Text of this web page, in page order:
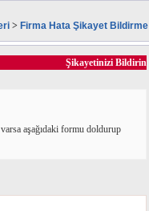
> Firma Hata Şikayet Bildirme
Şikayetinizi Bildirin
aşağıdaki formu doldurup